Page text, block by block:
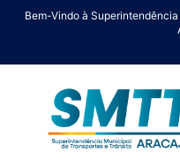
Bem-Vindo à